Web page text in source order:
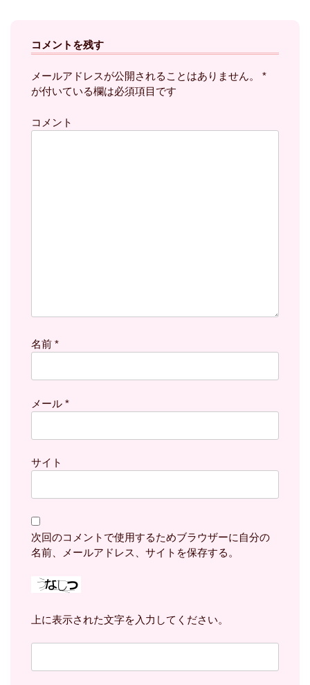
ー
ョ
ン
コメントを残す
メールアドレスが公開されることはありません。
*
が付いている欄は必須項目です
コメント
名前 *
メール *
サイト
次回のコメントで使用するためブラウザーに自分の
名前、メールアドレス、サイトを保存する。
上に表示された文字を入力してください。